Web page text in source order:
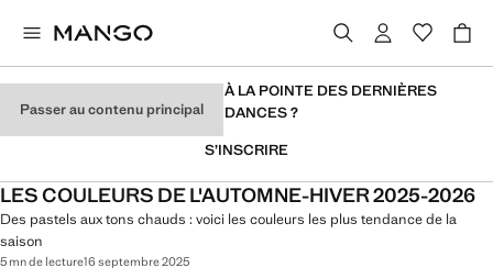
Passer au contenu principal
VOUS VOULEZ RESTER À LA POINTE DES DERNIÈRES
TENDANCES ?
S’INSCRIRE
LES COULEURS DE L'AUTOMNE-HIVER 2025-2026
Des pastels aux tons chauds : voici les couleurs les plus tendance de la
saison
5 mn de lecture16 septembre 2025